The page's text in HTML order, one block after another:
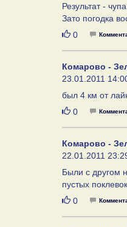
Результат -
Зато погодка
Нравится
0
Комарово -
23.01.2011
был 4 км от
Нравится
0
Комарово -
22.01.2011
Были с другом
пустых
Нравится
0